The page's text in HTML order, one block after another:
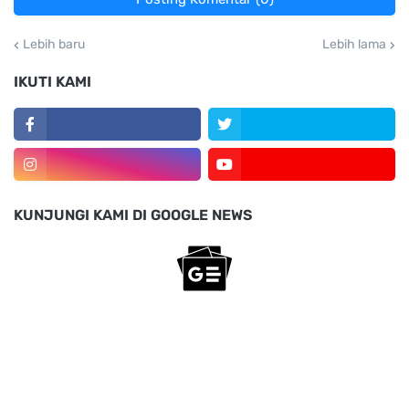
Lebih baru Lebih lama
IKUTI KAMI
KUNJUNGI KAMI DI GOOGLE NEWS